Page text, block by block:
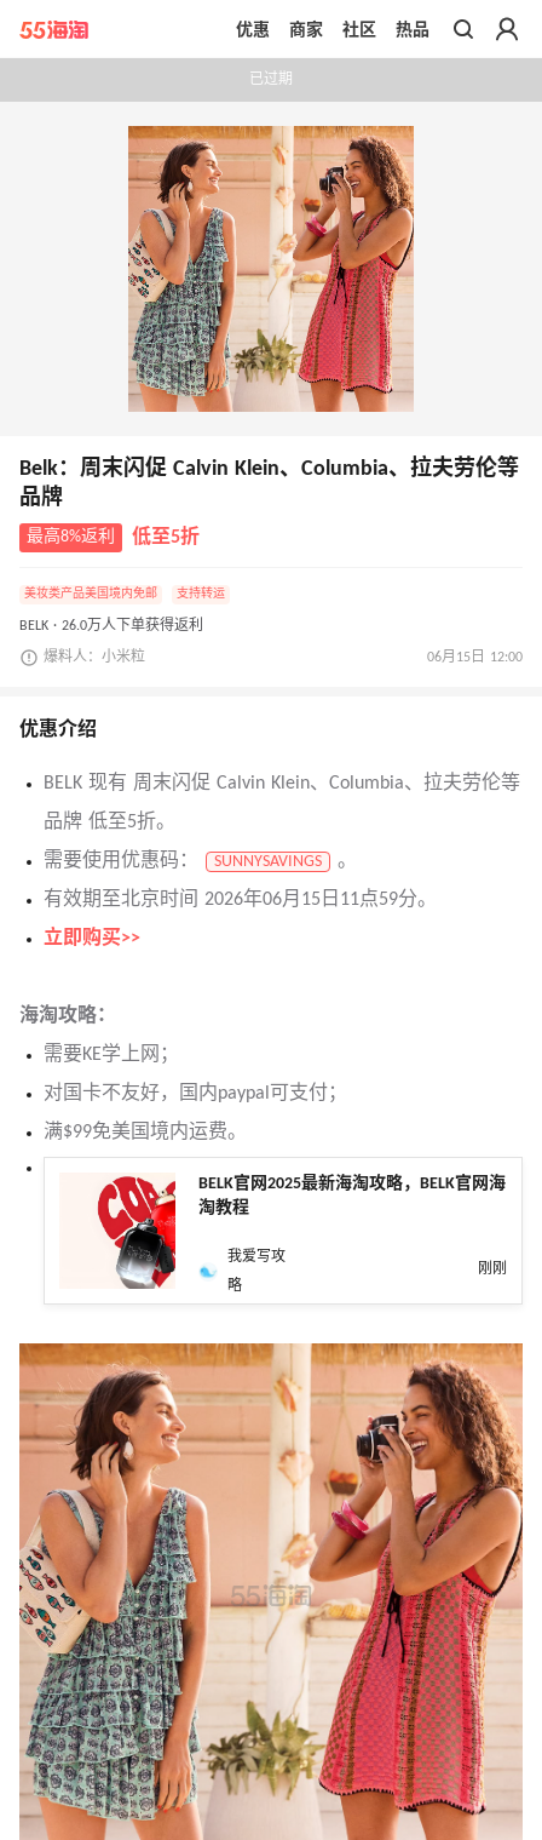
带你去官网买正品
优惠 商家 社区 热品
已过期
Belk：周末闪促 Calvin Klein、Columbia、拉夫劳伦等
品牌
最高8%返利 低至5折
美妆类产品美国境内免邮 支持转运
BELK · 26.0万人下单获得返利
爆料人：小米粒 06月15日 12:00
优惠介绍
BELK 现有 周末闪促 Calvin Klein、Columbia、拉夫劳伦等
品牌 低至5折。
需要使用优惠码：
SUNNYSAVINGS
。
有效期至北京时间 2026年06月15日11点59分。
立即购买>>
海淘攻略：
需要KE学上网；
对国卡不友好，国内paypal可支付；
满$99免美国境内运费。
BELK官网2025最新海淘攻略，BELK官网海
淘教程
我爱写攻
略
刚刚